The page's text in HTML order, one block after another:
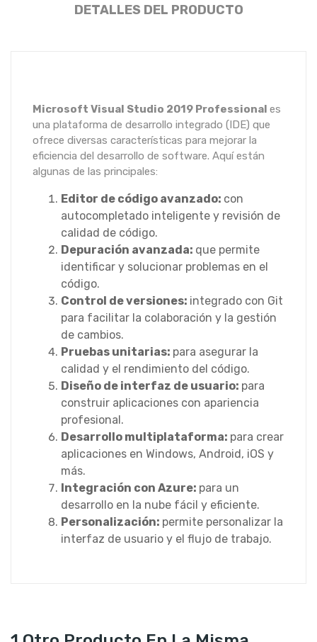
DETALLES DEL PRODUCTO
Microsoft Visual Studio 2019 Professional es
una plataforma de desarrollo integrado (IDE) que
ofrece diversas características para mejorar la
eficiencia del desarrollo de software. Aquí están
algunas de las principales:
Editor de código avanzado: con
autocompletado inteligente y revisión de
calidad de código.
Depuración avanzada: que permite
identificar y solucionar problemas en el
código.
Control de versiones: integrado con Git
para facilitar la colaboración y la gestión
de cambios.
Pruebas unitarias: para asegurar la
calidad y el rendimiento del código.
Diseño de interfaz de usuario: para
construir aplicaciones con apariencia
profesional.
Desarrollo multiplataforma: para crear
aplicaciones en Windows, Android, iOS y
más.
Integración con Azure: para un
desarrollo en la nube fácil y eficiente.
Personalización: permite personalizar la
interfaz de usuario y el flujo de trabajo.